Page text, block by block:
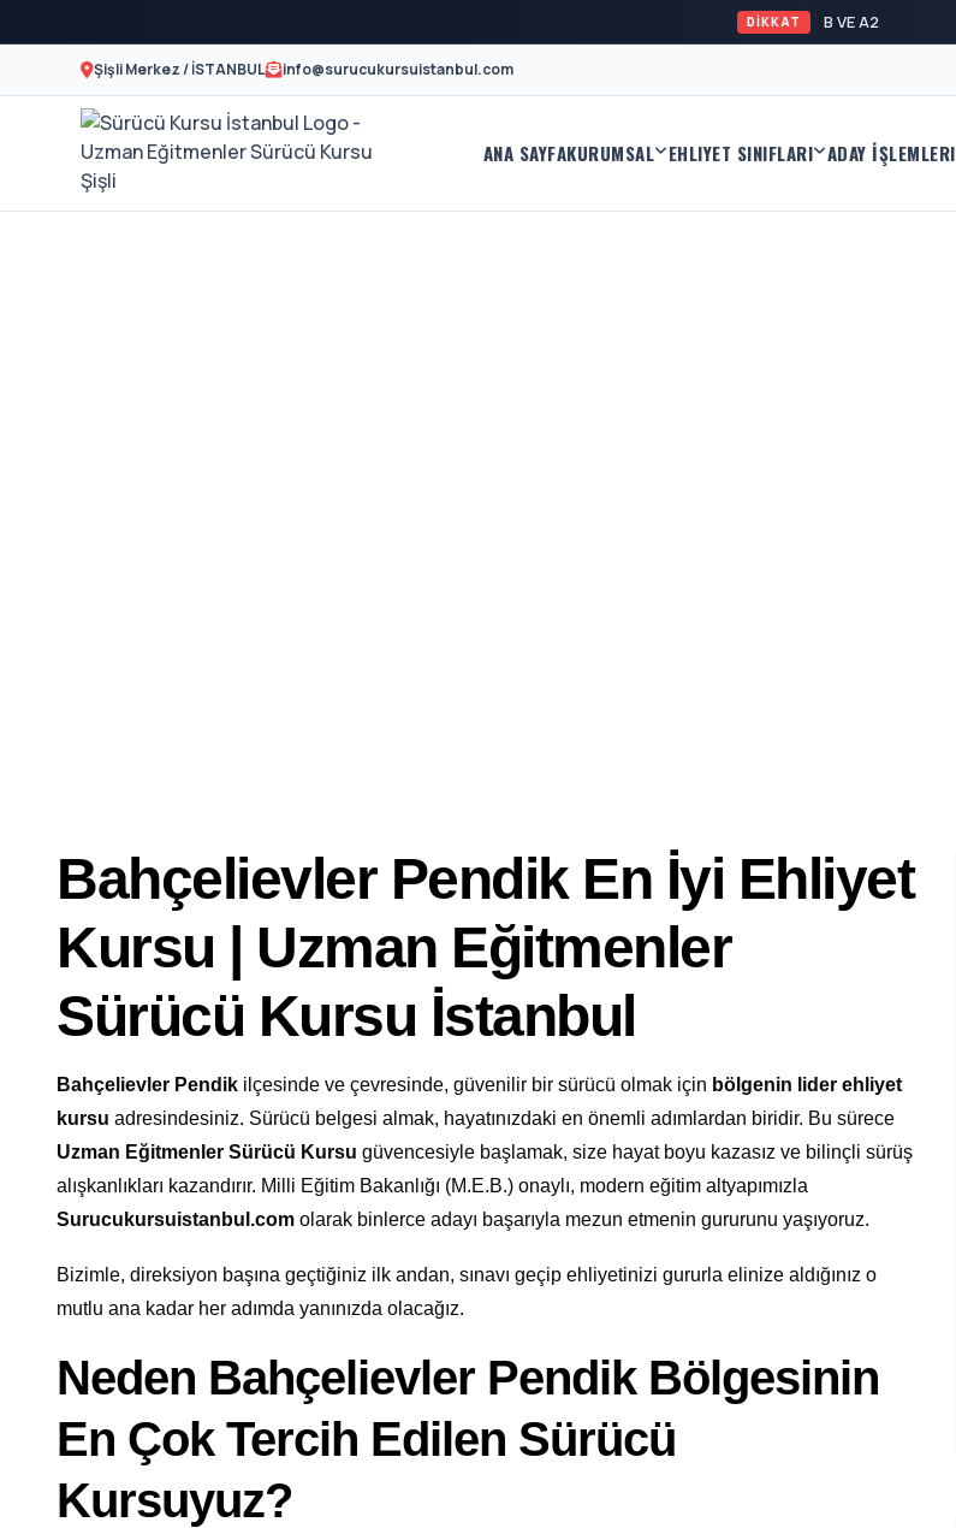
DİKKAT B VE A2 EHLİYET KAYI
Şişli Merkez / İSTANBUL info@surucukursuistanbul.com
Sürücü
A2
ANA SAYFAKURUMSAL EHLIYET SINIFLARI ADAY İŞLEMLERI
Bahçelievler Pendik En İyi Ehliyet
Kursu | Uzman Eğitmenler
Sürücü Kursu İstanbul
Bahçelievler Pendik ilçesinde ve çevresinde, güvenilir bir sürücü olmak için bölgenin lider ehliyet
kursu adresindesiniz. Sürücü belgesi almak, hayatınızdaki en önemli adımlardan biridir. Bu sürece
Uzman Eğitmenler Sürücü Kursu güvencesiyle başlamak, size hayat boyu kazasız ve bilinçli sürüş
alışkanlıkları kazandırır. Milli Eğitim Bakanlığı (M.E.B.) onaylı, modern eğitim altyapımızla
Surucukursuistanbul.com olarak binlerce adayı başarıyla mezun etmenin gururunu yaşıyoruz.
Bizimle, direksiyon başına geçtiğiniz ilk andan, sınavı geçip ehliyetinizi gururla elinize aldığınız o
mutlu ana kadar her adımda yanınızda olacağız.
Neden Bahçelievler Pendik Bölgesinin
En Çok Tercih Edilen Sürücü
Kursuyuz?